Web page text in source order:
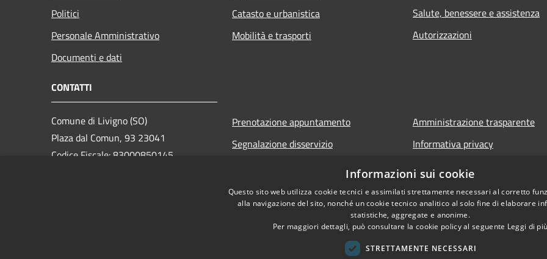
Politici
Personale Amministrativo
Documenti e dati
Catasto e urbanistica
Mobilità e trasporti
Salute, benessere e assistenza
Autorizzazioni
CONTATTI
Comune di Livigno (SO)
Plaza dal Comun, 93 23041
Codice Fiscale: 83000850145
Prenotazione appuntamento
Segnalazione disservizio
Richiesta assistenza
Webmail
Amministrazione trasparente
Informativa privacy
Dichiarazione di accessibilità
Whistleblowing - segnalazione
Informazioni sui cookie
Questo sito web utilizza cookie tecnici e assimilati strettamente necessari al corretto
alla navigazione del sito, nonché un cookie tecnico analitico al solo fine di elaborare
statistiche, aggregate e anonime.
Per maggiori dettagli, può consultare la cookie policy al seguente Leggi di
STRETTAMENTE NECESSARI